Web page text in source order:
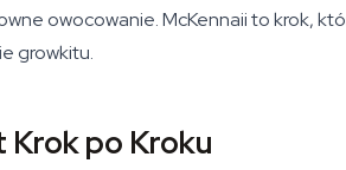
owocowanie. McKennaii to krok,
growkitu.
Krok po Kroku